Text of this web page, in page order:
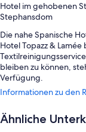
Hotel im gehobenen
Stephansdom
Die nahe Spanische
Hotel Topazz &
bleiben zu können,
Verfügung.
Zu den weiteren
Ein
mehrsprachiges
Informationen zu den
Ähnliche